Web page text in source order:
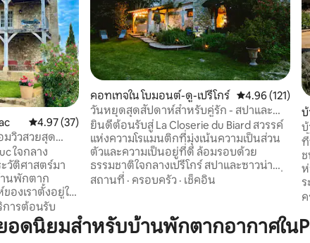
คะแนนเฉลี่ย 4.97 จาก 5, 37 รีวิว
4.97 (37)
มวิวสวยสุด
ใจกลาง
วัติศาสตร์มา
นพักตาก
องเราตั้งอยู่ใน
ยุคกลางของ
ณีสมัยศตวรรษที่
การต้อนรับ
คอทเทจใน โบมอนต์-ดู-เปรีโกร์ คะแนนเฉลี่ย
4.96 (121)
วันหยุดสุดสัปดาห์สำหรับคู่รัก - สปาและ
ซาวน่าส่วนตัวในเปรีโกอร์
ยินดีต้อนรับสู่ La Closerie du Biard สวรรค์
แห่งความโรแมนติกที่มุ่งเน้นความเป็นส่วน
ตัวและความเป็นอยู่ที่ดี ล้อมรอบด้วย
ธรรมชาติใจกลางเปรีโกร์ สปาและซาวน่า
ส่วนตัว โรงภาพยนตร์ในบ้าน บรรยากาศที่
สงบ... สำหรับการพักผ่อนสำหรับคู่รักภาย
ใต้สัญลักษณ์ของการผ่อนคลายและความ
สถานที่ · ครอบครัว · เช็คอิน
บ้
ห่
ข
(
อดนิยมสำหรับบ้านพักตากอากาศใน